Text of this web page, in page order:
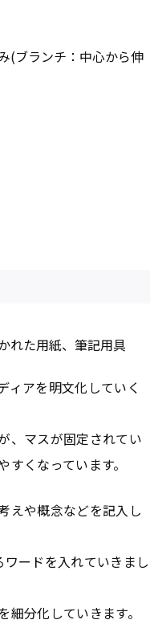
(ブランチ：中心から伸
れた用紙、筆記用具
ィアを明文化していく
、マスが固定されてい
くなっています。
えや概念などを記入し
ードを入れていきまし
分化していきます。